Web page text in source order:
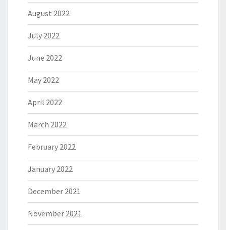
August 2022
July 2022
June 2022
May 2022
April 2022
March 2022
February 2022
January 2022
December 2021
November 2021